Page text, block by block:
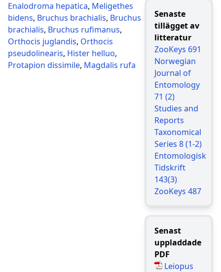
Enalodroma hepatica, Meligethes
bidens, Bruchus brachialis, Bruchus
brachialis, Bruchus rufimanus,
Orthocis juglandis, Orthocis
pseudolinearis, Hister helluo,
Protapion dissimile, Magdalis rufa
Senaste
tillägget av
litteratur
ZooKeys 691
Norwegian
Journal of
Entomology
71 (2)
Studies and
Reports
Taxonomical
Series 8 (1-2)
Entomologisk
Tidskrift
143(3)
ZooKeys 487
Senast
uppladdade
PDF
Leiopus